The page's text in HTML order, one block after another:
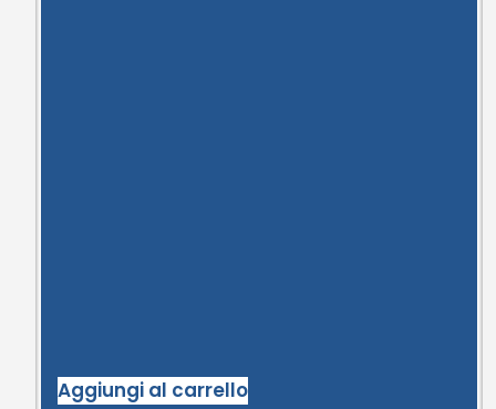
Aggiungi al carrello